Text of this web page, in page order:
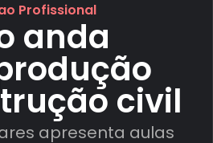
Profissional
anda
civil
apresenta aulas